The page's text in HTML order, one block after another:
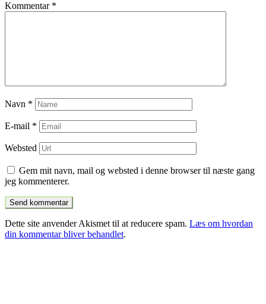
Kommentar *
Navn *
E-mail *
Websted
Gem mit navn, mail og websted i denne browser til næste gang
jeg kommenterer.
Dette site anvender Akismet til at reducere spam. Læs om hvordan
din kommentar bliver behandlet.